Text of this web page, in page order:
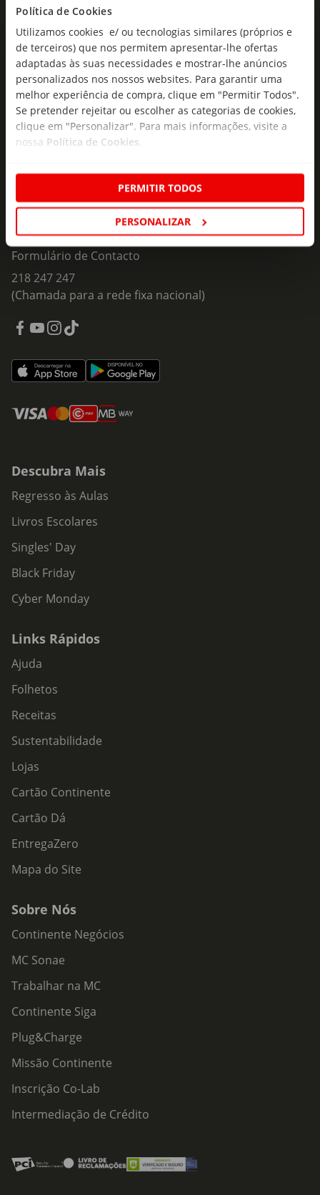
Política de Cookies
Utilizamos cookies e/ ou tecnologias similares (próprios e
de terceiros) que nos permitem apresentar-lhe ofertas
adaptadas às suas necessidades e mostrar-lhe anúncios
personalizados nos nossos websites. Para garantir uma
melhor experiência de compra, clique em "Permitir Todos".
Se pretender rejeitar ou escolher as categorias de cookies,
clique em "Personalizar". Para mais informações, visite a
nossa Política de Cookies
PERMITIR TODOS
PERSONALIZAR
As novidades mais frescas no
seu e-mail!
Subscreva e descubra campanhas exclusivas,
ofertas e novidades para si.
Insira o seu e-
mail
Subscrever
Fale Connosco
Formulário de Contacto
218 247 247
(Chamada para a rede fixa nacional)
Descubra Mais
Regresso às Aulas
Livros Escolares
Singles' Day
Black Friday
Cyber Monday
Links Rápidos
Ajuda
Folhetos
Receitas
Sustentabilidade
Lojas
Cartão Continente
Cartão Dá
EntregaZero
Mapa do Site
Sobre Nós
Continente Negócios
MC Sonae
Trabalhar na MC
Continente Siga
Plug&Charge
Missão Continente
Inscrição Co-Lab
Intermediação de Crédito